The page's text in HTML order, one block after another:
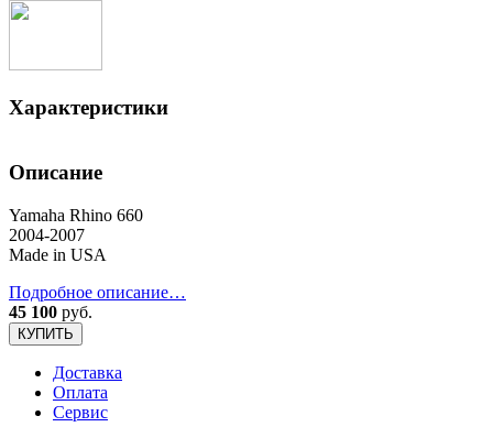
Характеристики
Описание
Yamaha Rhino 660
2004-2007
Made in USA
Подробное описание…
45 100 руб.
КУПИТЬ
Доставка
Оплата
Сервис